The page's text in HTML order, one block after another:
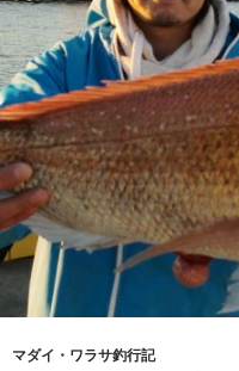
プ
マダイ・ワラサ釣行記